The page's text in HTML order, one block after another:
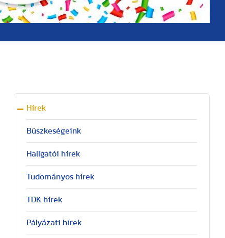
Hírek
Büszkeségeink
Hallgatói hírek
Tudományos hírek
TDK hírek
Pályázati hírek